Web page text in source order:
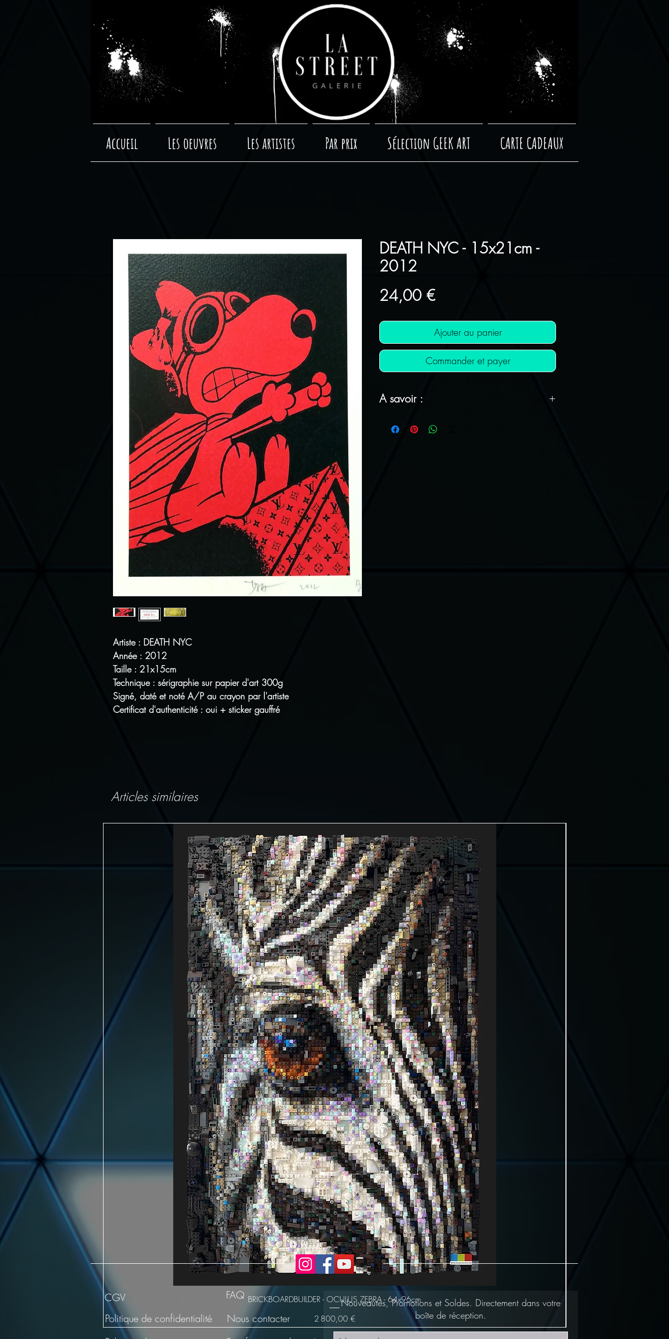
Accueil Les oeuvres Les artistes Par prix Sélection GEEK ART CARTE CADEAUX
Artiste : DEATH NYC
Année : 2012
Taille : 21x15cm
Technique : sérigraphie sur papier d'art 300g
Signé, daté et noté A/P au crayon par l'artiste
Certificat d'authenticité : oui + sticker gauffré
DEATH NYC - 15x21cm -
2012
24,00 €Prix
Ajouter au panier
Commander et payer
A savoir :
FRAIS DE PORT OFFERT !
Articles similaires
BRICKBOARDBUILDER - OCULUS ZEBRA - 64x96cm
Prix
2 800,00 €
CGV
Politique de confidentialité
FAQ
Nous contacter
Nouveautés, Promotions et Soldes. Directement dans votre
boîte de réception.